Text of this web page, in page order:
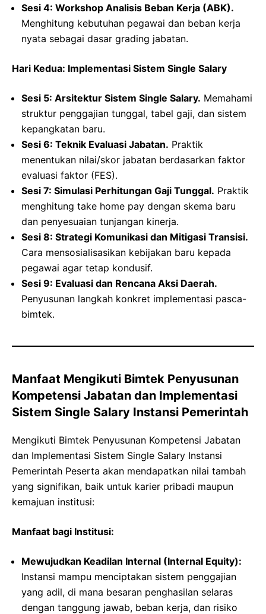
Sesi 4: Workshop Analisis Beban Kerja (ABK).
Menghitung kebutuhan pegawai dan beban kerja
nyata sebagai dasar grading jabatan.
Hari Kedua: Implementasi Sistem Single Salary
Sesi 5: Arsitektur Sistem Single Salary. Memahami
struktur penggajian tunggal, tabel gaji, dan sistem
kepangkatan baru.
Sesi 6: Teknik Evaluasi Jabatan. Praktik
menentukan nilai/skor jabatan berdasarkan faktor
evaluasi faktor (FES).
Sesi 7: Simulasi Perhitungan Gaji Tunggal. Praktik
menghitung take home pay dengan skema baru
dan penyesuaian tunjangan kinerja.
Sesi 8: Strategi Komunikasi dan Mitigasi Transisi.
Cara mensosialisasikan kebijakan baru kepada
pegawai agar tetap kondusif.
Sesi 9: Evaluasi dan Rencana Aksi Daerah.
Penyusunan langkah konkret implementasi pasca-
bimtek.
Manfaat Mengikuti Bimtek Penyusunan
Kompetensi Jabatan dan Implementasi
Sistem Single Salary Instansi Pemerintah
Mengikuti Bimtek Penyusunan Kompetensi Jabatan
dan Implementasi Sistem Single Salary Instansi
Pemerintah Peserta akan mendapatkan nilai tambah
yang signifikan, baik untuk karier pribadi maupun
kemajuan institusi:
Manfaat bagi Institusi:
Mewujudkan Keadilan Internal (Internal Equity):
Instansi mampu menciptakan sistem penggajian
yang adil, di mana besaran penghasilan selaras
dengan tanggung jawab, beban kerja, dan risiko